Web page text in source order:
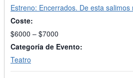
Estreno: Encerrados. De esta salimos
Coste:
$6000 – $7000
Categoría de Evento:
Teatro